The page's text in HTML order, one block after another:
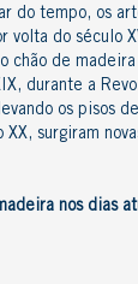
do tempo, os
volta do século
chão de madeira
durante a
os pisos
XX, surgiram
nos dias